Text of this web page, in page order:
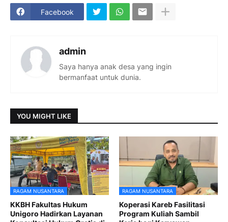
Facebook
admin
Saya hanya anak desa yang ingin
bermanfaat untuk dunia.
YOU MIGHT LIKE
RAGAM NUSANTARA
KKBH Fakultas Hukum
Unigoro Hadirkan Layanan
RAGAM NUSANTARA
Koperasi Kareb Fasilitasi
Program Kuliah Sambil